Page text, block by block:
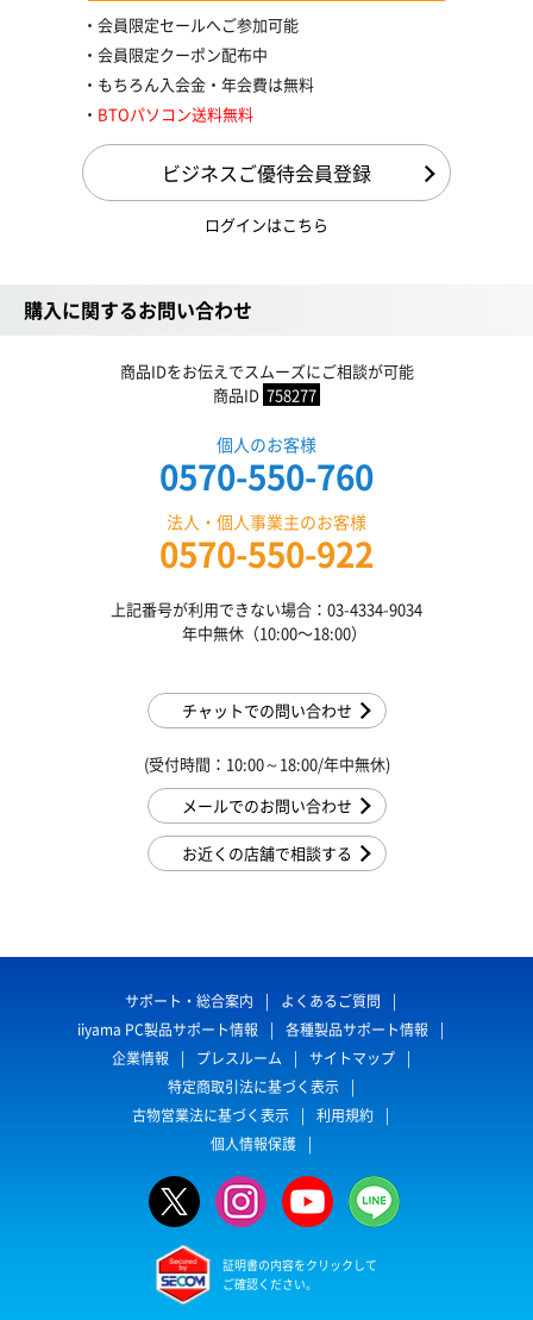
会員限定セールへご参加可能
会員限定クーポン配布中
もちろん入会金・年会費は無料
BTOパソコン送料無料
ビジネスご優待会員登録
ログインはこちら
購入に関するお問い合わせ
商品IDをお伝えでスムーズにご相談が可能
商品ID 758277
個人のお客様
0570-550-760
法人・個人事業主のお客様
0570-550-922
上記番号が利用できない場合：03-4334-9034
年中無休（10:00〜18:00）
チャットでの問い合わせ
(受付時間：10:00～18:00/年中無休)
メールでのお問い合わせ
お近くの店舗で相談する
サポート・総合案内
よくあるご質問
iiyama PC製品サポート情報
各種製品サポート情報
企業情報
プレスルーム
サイトマップ
特定商取引法に基づく表示
古物営業法に基づく表示
利用規約
個人情報保護
証明書の内容をクリックして
ご確認ください。